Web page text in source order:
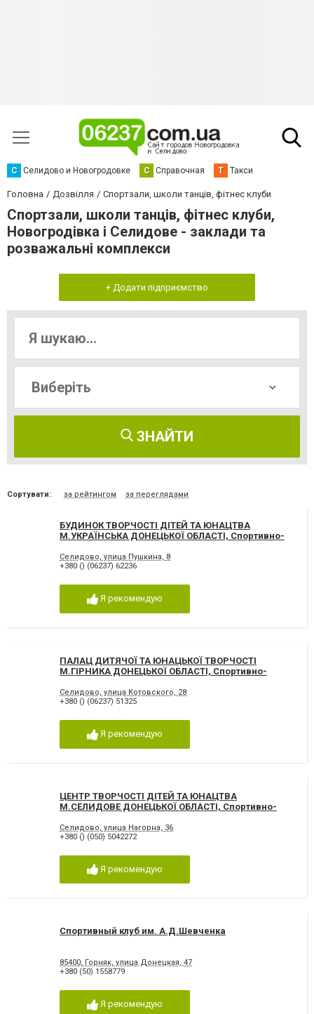
С Селидово и Новогродовке С Справочная Т Такси
Головна Дозвілля Спортзали, школи танців, фітнес клуби
Спортзали, школи танців, фітнес клуби,
Новогродівка і Селидове - заклади та
розважальні комплекси
+ Додати підприємство
ЗНАЙТИ
Сортувати: за рейтингом за переглядами
БУДИНОК ТВОРЧОСТІ ДІТЕЙ ТА ЮНАЦТВА
М.УКРАЇНСЬКА ДОНЕЦЬКОЇ ОБЛАСТІ, Спортивно-
Селидово, улица Пушкина, 8
+380 () (06237) 62236
Я рекомендую
ПАЛАЦ ДИТЯЧОЇ ТА ЮНАЦЬКОЇ ТВОРЧОСТІ
М.ГІРНИКА ДОНЕЦЬКОЇ ОБЛАСТІ, Спортивно-
Селидово, улица Котовского, 28
+380 () (06237) 51325
Я рекомендую
ЦЕНТР ТВОРЧОСТІ ДІТЕЙ ТА ЮНАЦТВА
М.СЕЛИДОВЕ ДОНЕЦЬКОЇ ОБЛАСТІ, Спортивно-
Селидово, улица Нагорна, 36
+380 () (050) 5042272
Я рекомендую
Спортивный клуб им. А.Д.Шевченка
85400, Горняк, улица Донецкая, 47
+380 (50) 1558779
Я рекомендую